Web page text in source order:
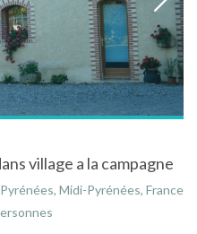
village a la campagne
Midi-Pyrénées, France